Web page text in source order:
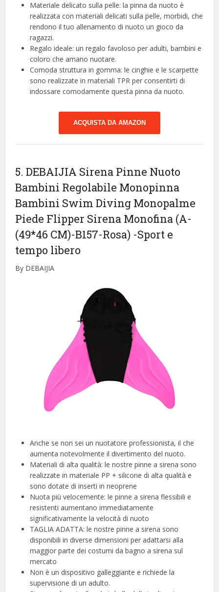
Materiale delicato sulla pelle: la pinna da nuoto è
realizzata con materiali delicati sulla pelle, morbidi, che
rendono il tuo allenamento di nuoto un gioco da
ragazzi.
Regalo ideale: un regalo favoloso per adulti, bambini e
coloro che amano nuotare.
Comoda struttura in gomma: le cinghie e le scarpette
sono realizzate in materiali TPR per consentirti di
indossare comodamente questa pinna da nuoto.
ACQUISTA DA AMAZON
5. DEBAIJIA Sirena Pinne Nuoto
Bambini Regolabile Monopinna
Bambini Swim Diving Monopalme
Piede Flipper Sirena Monofina (A-
(49*46 CM)-B157-Rosa) -Sport e
tempo libero
By DEBAIJIA
Anche se non sei un nuotatore professionista, il che
aumenta notevolmente il divertimento del nuoto.
Materiali di alta qualità: le nostre pinne a sirena sono
realizzate in materiale PP + silicone di alta qualità e
sono dotate di inserti in neoprene
Nuota più velocemente: le pinne a sirena flessibili e
resistenti aumentano immediatamente
significativamente la velocità di nuoto
TAGLIA ADATTA: le nostre pinne a sirena sono
disponibili in diverse dimensioni per adattarsi alla
maggior parte dei costumi da bagno a sirena sul
mercato
Non è un dispositivo galleggiante e richiede la
supervisione di un adulto.